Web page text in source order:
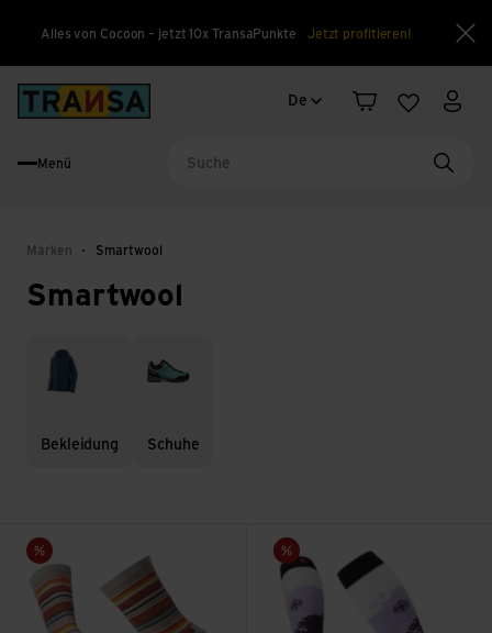
Alles von Cocoon – jetzt 10x TransaPunkte Jetzt profitieren!
Sprachwechsel
De
Warenkorb
Merkliste
Menü
Marken Smartwool
Smartwool
Bekleidung
Bekleidung
Schuhe
Sale
Everyday Zero Cushion Crew ansehen
Sale
Ws Ski Full Cushion OTC